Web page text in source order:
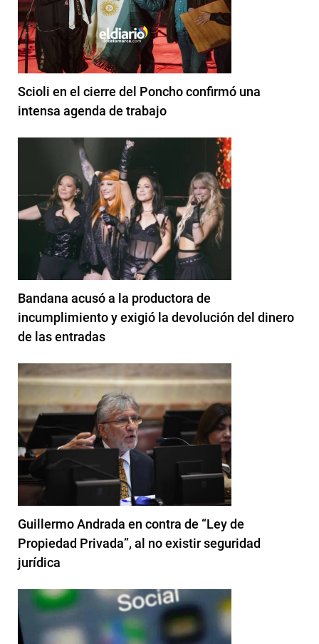
Scioli en el cierre del Poncho confirmó una
intensa agenda de trabajo
Bandana acusó a la productora de
incumplimiento y exigió la devolución del dinero
de las entradas
Guillermo Andrada en contra de “Ley de
Propiedad Privada”, al no existir seguridad
jurídica